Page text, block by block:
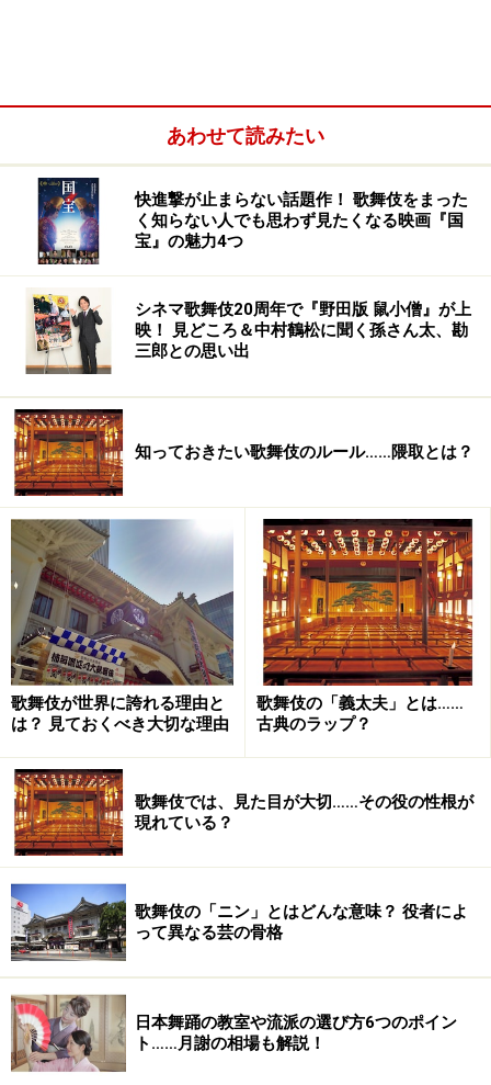
あわせて読みたい
快進撃が止まらない話題作！ 歌舞伎をまった
く知らない人でも思わず見たくなる映画『国
宝』の魅力4つ
シネマ歌舞伎20周年で『野田版 鼠小僧』が上
映！ 見どころ＆中村鶴松に聞く孫さん太、勘
三郎との思い出
知っておきたい歌舞伎のルール……隈取とは？
歌舞伎が世界に誇れる理由と
は？ 見ておくべき大切な理由
歌舞伎の「義太夫」とは……
古典のラップ？
歌舞伎では、見た目が大切……その役の性根が
現れている？
歌舞伎の「ニン」とはどんな意味？ 役者によ
って異なる芸の骨格
日本舞踊の教室や流派の選び方6つのポイン
ト……月謝の相場も解説！